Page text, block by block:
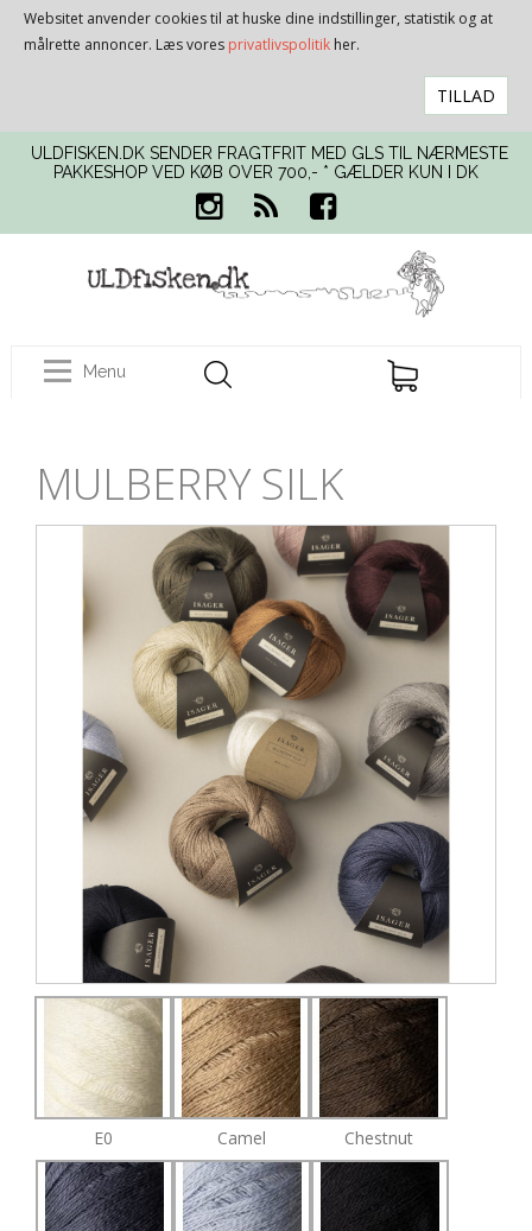
Websitet anvender cookies til at huske dine indstillinger, statistik og at
målrette annoncer. Læs vores privatlivspolitik her.
TILLAD
ULDFISKEN.DK SENDER FRAGTFRIT MED GLS TIL NÆRMESTE
PAKKESHOP VED KØB OVER 700,- * GÆLDER KUN I DK
Menu
MULBERRY SILK
E0 Camel Chestnut